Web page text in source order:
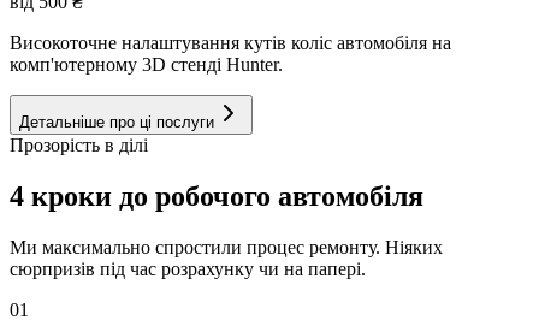
Високоточне налаштування кутів коліс автомобіля на
комп'ютерному 3D стенді Hunter.
Детальніше про ці послуги
Прозорість в ділі
4 кроки до робочого автомобіля
Ми максимально спростили процес ремонту. Ніяких
сюрпризів під час розрахунку чи на папері.
01